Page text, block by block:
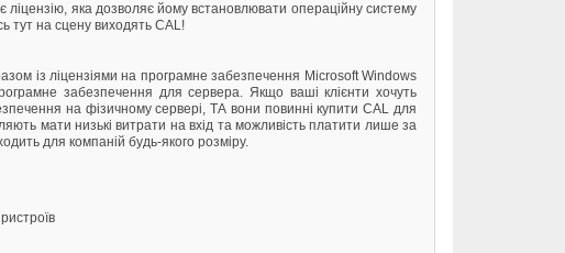
яка дозволяє йому встановлювати операційну систему
тут на сцену виходять CAL!
із ліцензіями на програмне забезпечення Microsoft Windows
забезпечення для сервера. Якщо ваші клієнти хочуть
на фізичному сервері, ТА вони повинні купити CAL для
мати низькі витрати на вхід та можливість платити лише за
для компаній будь-якого розміру.